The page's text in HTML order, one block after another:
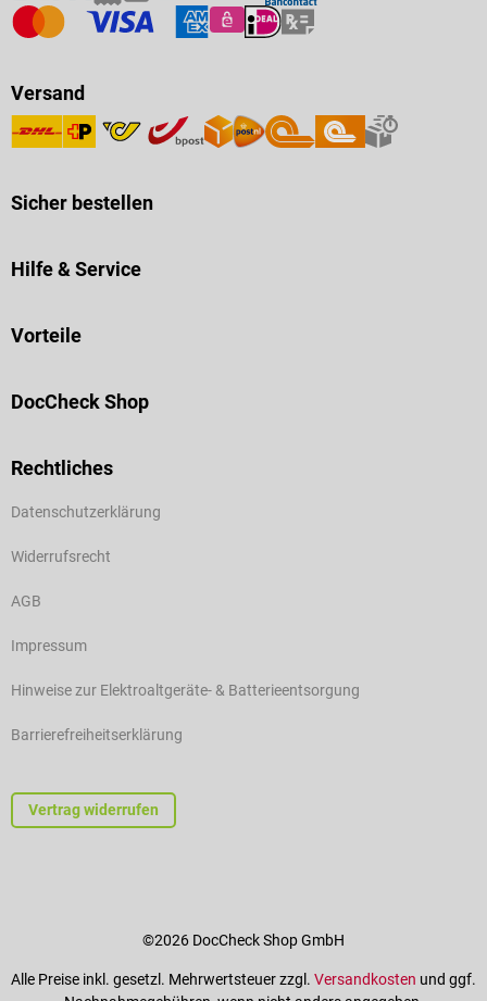
Versand
Sicher bestellen
Hilfe & Service
Vorteile
DocCheck Shop
Rechtliches
Datenschutzerklärung
Widerrufsrecht
AGB
Impressum
Hinweise zur Elektroaltgeräte- & Batterieentsorgung
Barrierefreiheitserklärung
Vertrag widerrufen
©2026 DocCheck Shop GmbH
Alle Preise inkl. gesetzl. Mehrwertsteuer zzgl. Versandkosten und ggf.